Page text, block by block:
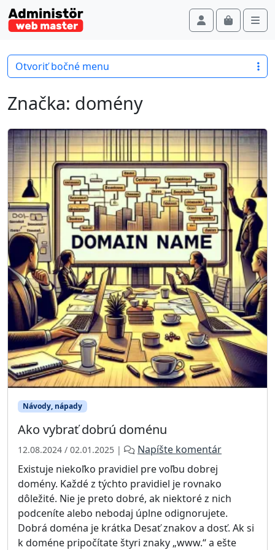
Skip to content
Account
Cart
Značka: domény
Návody, nápady
Ako vybrať dobrú doménu
12.08.2024 / 02.01.2025 o
a
d
m
i
n
_
|
Napíšte komentár
Existuje niekoľko pravidiel pre voľbu dobrej
domény. Každé z týchto pravidiel je rovnako
dôležité. Nie je preto dobré, ak niektoré z nich
podceníte alebo nebodaj úplne odignorujete.
Dobrá doména je krátka Desať znakov a dosť. Ak si
k doméne pripočítate štyri znaky „www.“ a ešte
Otvoriť bočné menu